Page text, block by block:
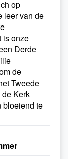
op
leer van de
is onze
Derde
de
Tweede
Kerk
bloeiend te